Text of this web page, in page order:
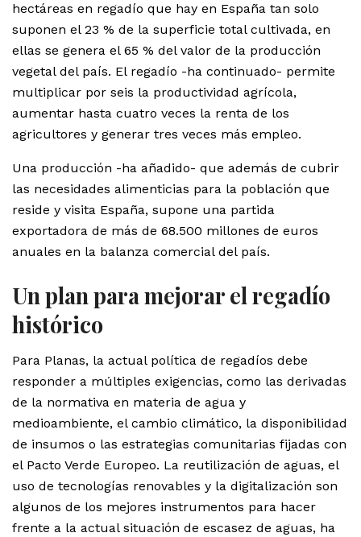
hectáreas en regadío que hay en España tan solo
suponen el 23 % de la superficie total cultivada, en
ellas se genera el 65 % del valor de la producción
vegetal del país. El regadío -ha continuado- permite
multiplicar por seis la productividad agrícola,
aumentar hasta cuatro veces la renta de los
agricultores y generar tres veces más empleo.
Una producción -ha añadido- que además de cubrir
las necesidades alimenticias para la población que
reside y visita España, supone una partida
exportadora de más de 68.500 millones de euros
anuales en la balanza comercial del país.
Un plan para mejorar el regadío
histórico
Para Planas, la actual política de regadíos debe
responder a múltiples exigencias, como las derivadas
de la normativa en materia de agua y
medioambiente, el cambio climático, la disponibilidad
de insumos o las estrategias comunitarias fijadas con
el Pacto Verde Europeo. La reutilización de aguas, el
uso de tecnologías renovables y la digitalización son
algunos de los mejores instrumentos para hacer
frente a la actual situación de escasez de aguas, ha